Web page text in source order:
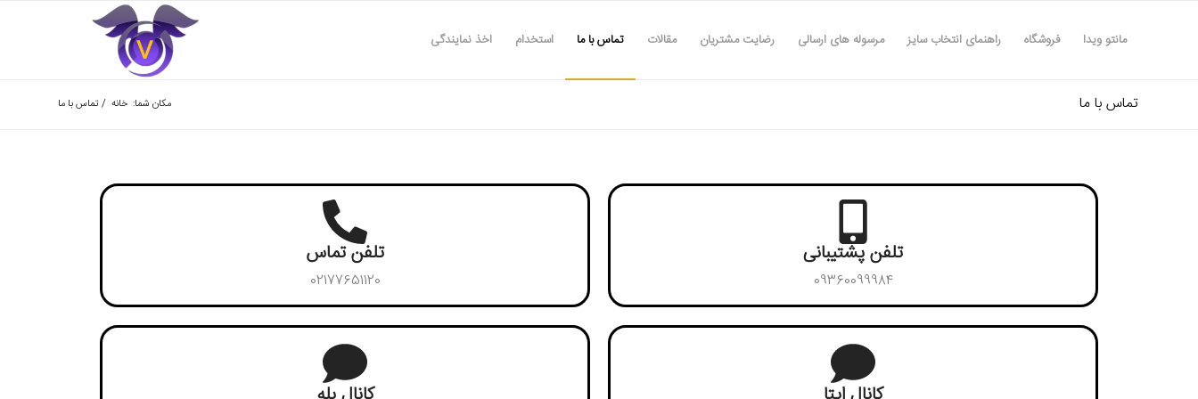
مانتو ویدا فروشگاه راهنمای انتخاب سایز مرسوله های ارسالی رضایت مشتریان مقالات تماس با ما استخدام اخذ نمایندگی
تماس با ما مکان شما: خانه / تماس با ما
تلفن پشتیبانی
09360099984
تلفن تماس
02177651120